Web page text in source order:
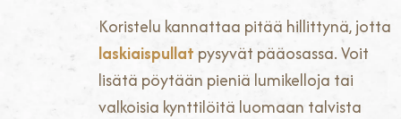
Koristelu kannattaa pitää hillittynä, jotta
laskiaispullat pysyvät pääosassa. Voit
lisätä pöytään pieniä lumikelloja tai
valkoisia kynttilöitä luomaan talvista